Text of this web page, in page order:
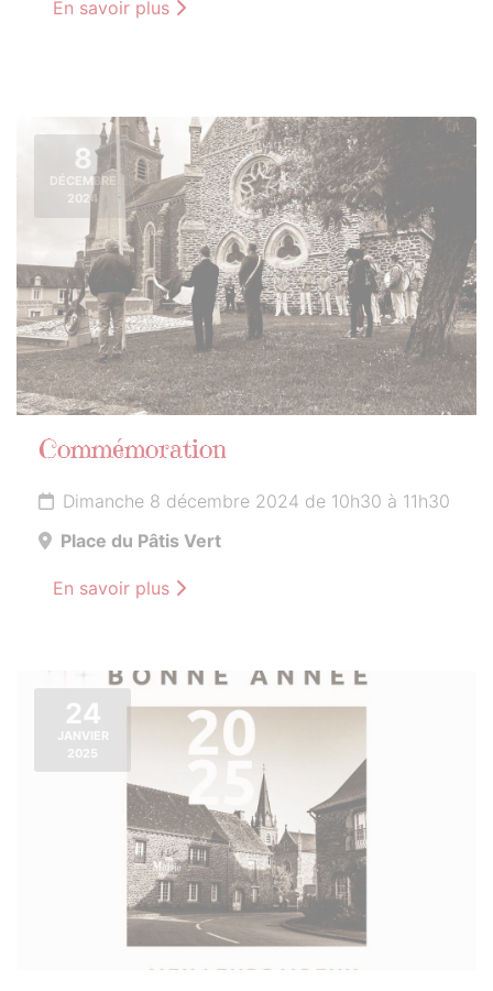
En savoir plus
8
DÉCEMBRE
2024
Commémoration
Dimanche 8 décembre 2024 de 10h30 à 11h30
Place du Pâtis Vert
En savoir plus
24
JANVIER
2025